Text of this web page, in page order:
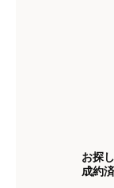
お探
成約